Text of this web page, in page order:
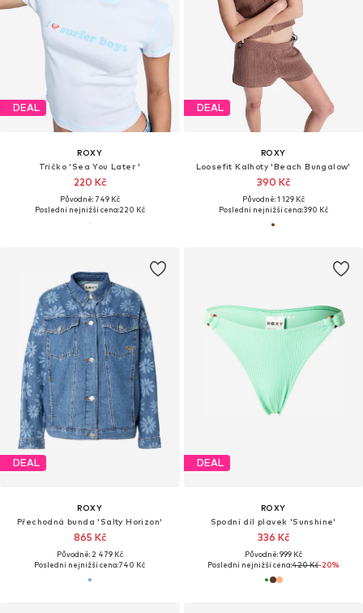
DEAL
ROXY
Tričko 'Sea You Later '
220 Kč
Původně: 749 Kč
Poslední nejnižší cena:220 Kč
DEAL
ROXY
Loosefit Kalhoty 'Beach Bungalow'
390 Kč
Původně: 1 129 Kč
Poslední nejnižší cena:390 Kč
DEAL
ROXY
Přechodná bunda 'Salty Horizon'
865 Kč
Původně: 2 479 Kč
Poslední nejnižší cena:740 Kč
DEAL
ROXY
Spodní díl plavek 'Sunshine'
336 Kč
Původně: 999 Kč
Poslední nejnižší cena:420 Kč-20%